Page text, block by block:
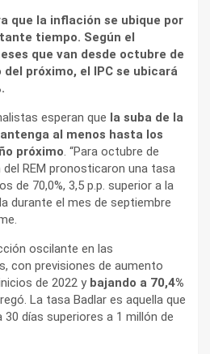
que la inflación se ubique por
tiempo. Según el
que van desde octubre de
próximo, el IPC se ubicará
esperan que la suba de la
al menos hasta los
próximo. “Para octubre de
REM pronosticaron una tasa
de 70,0%, 3,5 p.p. superior a la
durante el mes de septiembre
oscilante en las
con previsiones de aumento
de 2022 y bajando a 70,4%
La tasa Badlar es aquella que
días superiores a 1 millón de